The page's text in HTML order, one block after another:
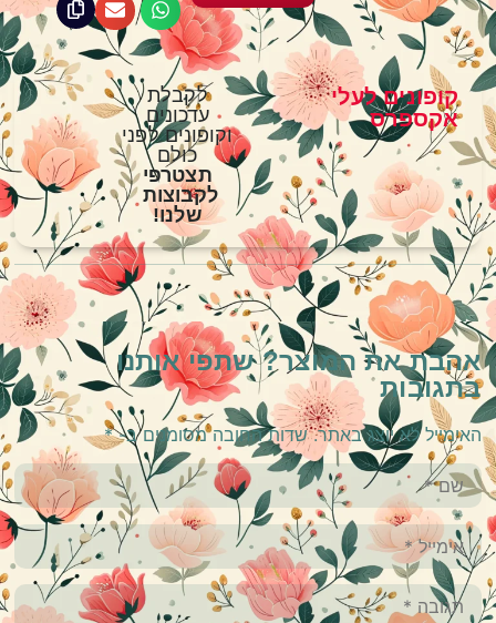
לקבלת
עדכונים
וקופונים לפני
כולם
תצטרפי
לקבוצות
שלנו!
קופונים לעלי
אקספרס
אהבת את המוצר? שתפי אותנו
בתגובות
האימייל לא יוצג באתר. שדות החובה מסומנים ב-*